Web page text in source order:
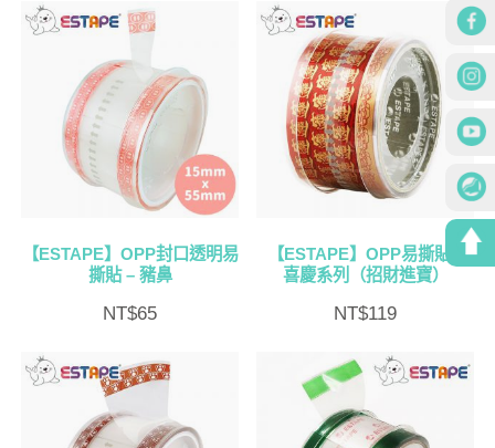
【ESTAPE】OPP封口透明易
撕貼 – 豬鼻
NT$65
【ESTAPE】OPP易撕貼 –
喜慶系列（招財進寶）
NT$119